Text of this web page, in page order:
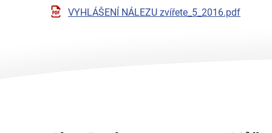
VYHLÁŠENÍ NÁLEZU zvířete_5_2016.pdf